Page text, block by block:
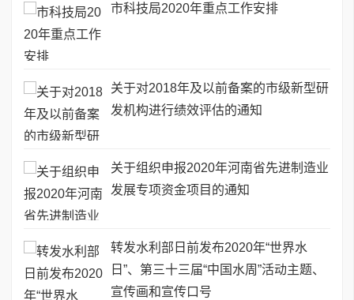
市科技局2020年重点工作安排
关于对2018年及以前备案的市级新型研
发机构进行绩效评估的通知
关于组织申报2020年河南省先进制造业
发展专项资金项目的通知
转发水利部日前发布2020年“世界水
日”、第三十三届“中国水周”活动主题、
宣传画和宣传口号